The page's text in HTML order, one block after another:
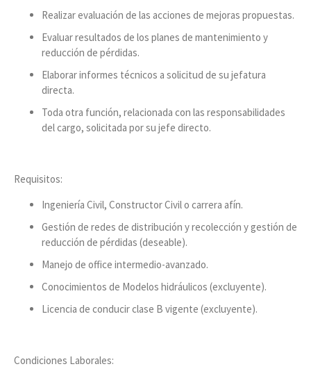
Realizar evaluación de las acciones de mejoras propuestas.
Evaluar resultados de los planes de mantenimiento y
reducción de pérdidas.
Elaborar informes técnicos a solicitud de su jefatura
directa.
Toda otra función, relacionada con las responsabilidades
del cargo, solicitada por su jefe directo.
Requisitos:
Ingeniería Civil, Constructor Civil o carrera afín.
Gestión de redes de distribución y recolección y gestión de
reducción de pérdidas (deseable).
Manejo de office intermedio-avanzado.
Conocimientos de Modelos hidráulicos (excluyente).
Licencia de conducir clase B vigente (excluyente).
Condiciones Laborales: